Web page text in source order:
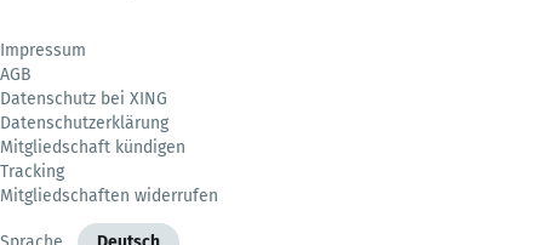
Impressum
AGB
Datenschutz bei XING
Datenschutzerklärung
Mitgliedschaft kündigen
Tracking
Mitgliedschaften widerrufen